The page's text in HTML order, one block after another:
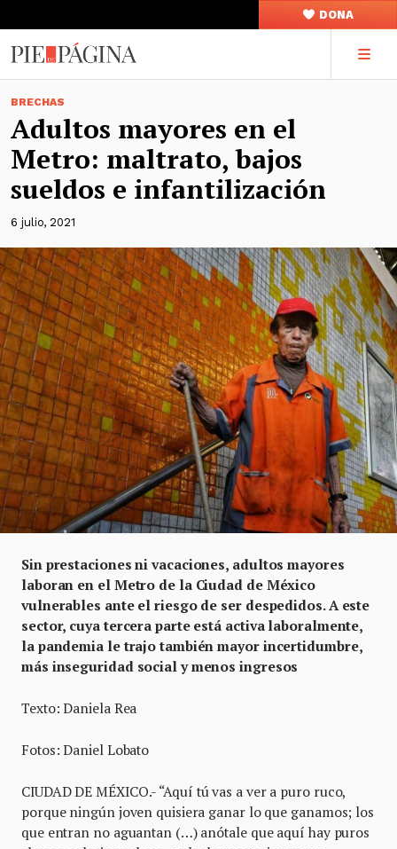
DONA
BRECHAS
Adultos mayores en el
Metro: maltrato, bajos
sueldos e infantilización
6 julio, 2021
Sin prestaciones ni vacaciones, adultos mayores
laboran en el Metro de la Ciudad de México
vulnerables ante el riesgo de ser despedidos. A este
sector, cuya tercera parte está activa laboralmente,
la pandemia le trajo también mayor incertidumbre,
más inseguridad social y menos ingresos
Texto: Daniela Rea
Fotos: Daniel Lobato
CIUDAD DE MÉXICO.- “Aquí tú vas a ver a puro ruco,
porque ningún joven quisiera ganar lo que ganamos; los
que entran no aguantan (…) anótale que aquí hay puros